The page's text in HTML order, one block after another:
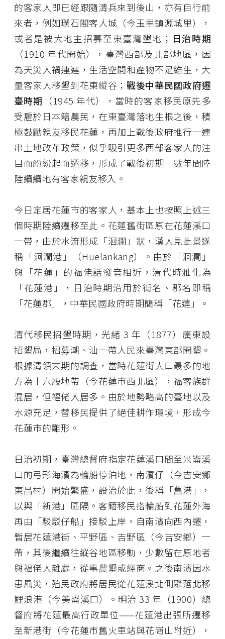
的客家人即已經跟隨清兵來到後山，亦有自行前
來者，例如璞石閣客人城（今玉里鎮源城里），
或者是被大地主招募至東臺灣墾地； 日治時期
（1910 年代開始），臺灣西部及北部地區，因
為天災人禍連連，生活空間和產物不足維生，大
量客家人移墾到花東縱谷； 戰後中華民國政府遷
臺時期 （1945 年代），當時的客家移民原先多
受雇於日本籍農民，在東臺灣落地生根之後，積
極鼓勵親友移民花蓮，再加上戰後政府推行一連
串土地改革政策，似乎吸引更多西部客家人的注
目而紛紛起而遷移，形成了戰後初期十數年間陸
陸續續地有客家親友移入。
今日定居花蓮市的客家人，基本上也按照上述三
個時期陸續遷移至此。花蓮舊街區原在花蓮溪口
一帶，由於水流形成「洄瀾」狀，漢人見此景遂
稱「洄瀾港」（Huelankang）。由於「洄瀾」
與「花蓮」的福佬話發音相近，清代時雅化為
「花蓮港」，日治時期沿用於街名、郡名即稱
「花蓮郡」，中華民國政府時期簡稱「花蓮」。
清代移民招墾時期，光緒 3 年（1877）廣東設
招墾局，招募潮、汕一帶人民來臺灣東部開墾。
根據清領末期的調查，當時花蓮街人口最多的地
方為十六股地帶（今花蓮市西北區），福客族群
混居，但福佬人居多。由於地勢略高的臺地以及
水源充足，替移民提供了絕佳耕作環境，形成今
花蓮市的雛形。
日治初期，臺灣總督府指定花蓮溪口間至米崙溪
口的弓形海濱為輪船停泊地，南濱仔（今吉安鄉
東昌村）開始繁盛，設治於此，後稱「舊港」，
以與「新港」區隔。客籍移民搭輪船到花蓮外海
再由「駁駁仔船」接駁上岸，自南濱向西內遷，
暫居花蓮港街、平野區、吉野區（今吉安鄉）一
帶，其後繼續往縱谷地區移動，少數留在原地者
與福佬人雜處，從事農墾或經商。之後南濱因水
患風災，殖民政府將居民從花蓮溪北側聚落北移
鯉浪港（今美崙溪口）。明治 33 年（1900）總
督府將花蓮最高行政單位——花蓮港出張所遷移
至新港街（今花蓮市舊火車站與花崗山附近），